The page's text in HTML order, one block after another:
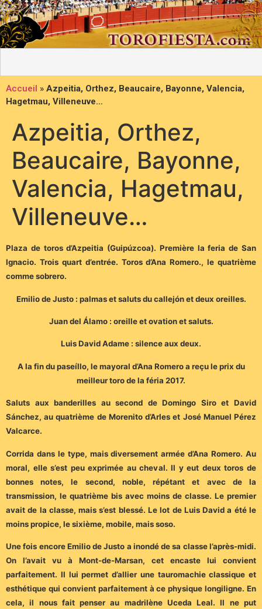
Accueil » Azpeitia, Orthez, Beaucaire, Bayonne, Valencia,
Hagetmau, Villeneuve…
Azpeitia, Orthez,
Beaucaire, Bayonne,
Valencia, Hagetmau,
Villeneuve…
Plaza de toros d’Azpeitia (Guipúzcoa). Première la feria de San
Ignacio. Trois quart d’entrée. Toros d’Ana Romero., le quatrième
comme sobrero.
Emilio de Justo : palmas et saluts du callejón et deux oreilles.
Juan del Álamo : oreille et ovation et saluts.
Luis David Adame : silence aux deux.
A la fin du paseíllo, le mayoral d’Ana Romero a reçu le prix du
meilleur toro de la féria 2017.
Saluts aux banderilles au second de Domingo Siro et David
Sánchez, au quatrième de Morenito d’Arles et José Manuel Pérez
Valcarce.
Corrida dans le type, mais diversement armée d’Ana Romero. Au
moral, elle s’est peu exprimée au cheval. Il y eut deux toros de
bonnes notes, le second, noble, répétant et avec de la
transmission, le quatrième bis avec moins de classe. Le premier
avait de la classe, mais s’est blessé. Le lot de Luis David a été le
moins propice, le sixième, mobile, mais soso.
Une fois encore Emilio de Justo a inondé de sa classe l’après-midi.
On l’avait vu à Mont-de-Marsan, cet encaste lui convient
parfaitement. Il lui permet d’allier une tauromachie classique et
esthétique qui convient parfaitement à ce physique longiligne. En
cela, il nous fait penser au madrilène Uceda Leal. Il ne put